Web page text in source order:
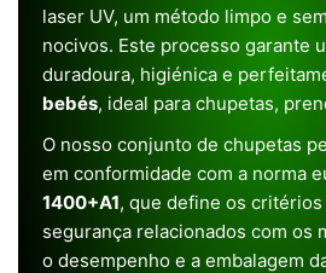
laser UV, um método limpo e
nocivos. Este processo garante
duradoura, higiénica e
bebés, ideal para chupetas,
O nosso conjunto de chupetas
em conformidade com a norma
1400+A1, que define os
segurança relacionados com os
o desempenho e a embalagem